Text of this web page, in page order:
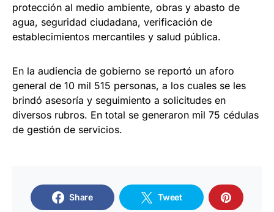
protección al medio ambiente, obras y abasto de
agua, seguridad ciudadana, verificación de
establecimientos mercantiles y salud pública.
En la audiencia de gobierno se reportó un aforo
general de 10 mil 515 personas, a los cuales se les
brindó asesoría y seguimiento a solicitudes en
diversos rubros. En total se generaron mil 75 cédulas
de gestión de servicios.
Share Tweet